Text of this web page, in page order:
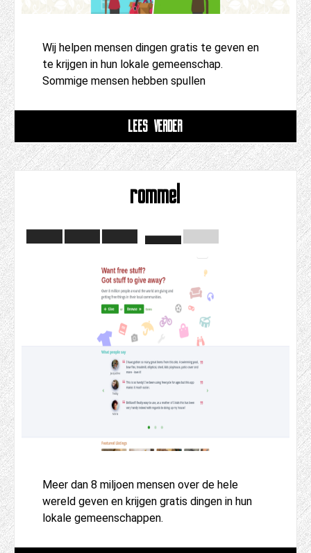
Wij helpen mensen dingen gratis te geven en
te krijgen in hun lokale gemeenschap.
Sommige mensen hebben spullen
LEES VERDER
rommel
Meer dan 8 miljoen mensen over de hele
wereld geven en krijgen gratis dingen in hun
lokale gemeenschappen.